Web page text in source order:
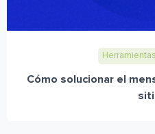
Cómo solucionar el